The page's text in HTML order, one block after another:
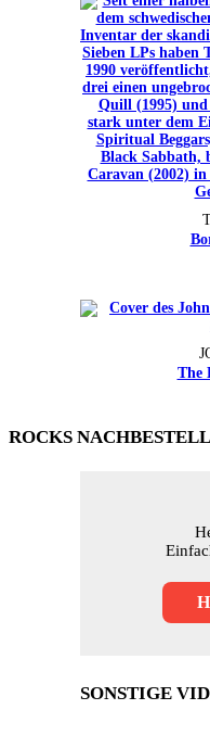
The
ROCKS
SONSTIGE